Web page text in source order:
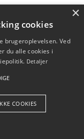
CO2-udslip
Aps
×
cookies
brugeroplevelsen. Ved
du alle cookies i
Detaljer
COOKIES